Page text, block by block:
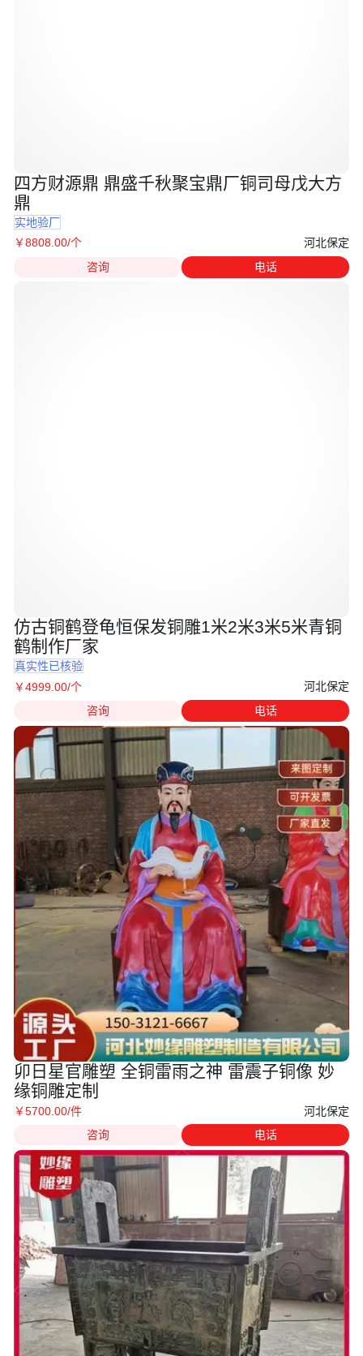
四方财源鼎 鼎盛千秋聚宝鼎厂铜司母戊大方
鼎
实地验厂
￥8808.00/个
河北保定
咨询
电话
仿古铜鹤登龟恒保发铜雕1米2米3米5米青铜
鹤制作厂家
真实性已核验
￥4999 .00/个
河北保定
咨询
电话
卯日星官雕塑 全铜雷雨之神 雷震子铜像 妙
缘铜雕定制
￥5700 .00/件
河北保定
咨询
电话